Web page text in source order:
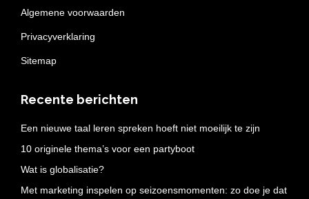
Algemene voorwaarden
Privacyverklaring
Sitemap
Recente berichten
Een nieuwe taal leren spreken hoeft niet moeilijk te zijn
10 originele thema’s voor een partyboot
Wat is globalisatie?
Met marketing inspelen op seizoensmomenten: zo doe je dat